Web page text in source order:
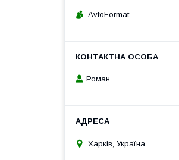
AvtoFormat
Роман
Харків, Україна